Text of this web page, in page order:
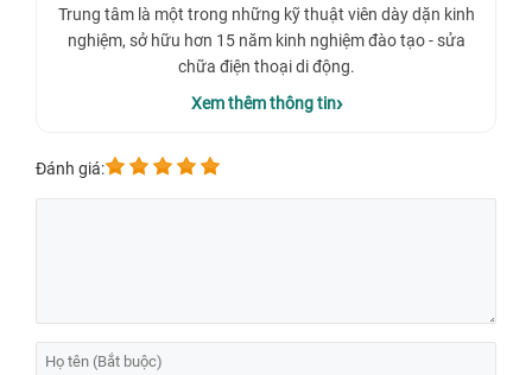
Trung tâm là một trong những kỹ thuật viên dày dặn kinh
nghiệm, sở hữu hơn 15 năm kinh nghiệm đào tạo - sửa
chữa điện thoại di động.
Xem thêm thông tin
Đánh giá: